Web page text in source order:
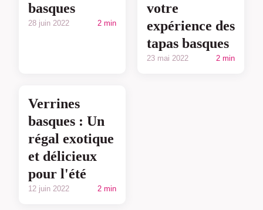
basques
28 juin 2022 2 min
votre
expérience des
tapas basques
23 mai 2022 2 min
Verrines
basques : Un
régal exotique
et délicieux
pour l'été
12 juin 2022 2 min